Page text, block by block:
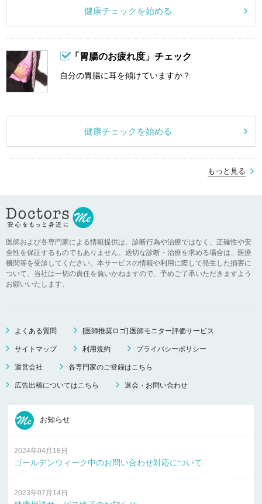
健康チェックを始める
「胃腸のお疲れ度」チェック
自分の胃腸に耳を傾けていますか？
健康チェックを始める
もっと見る
医師および各専門家による情報提供は、診断行為や治療ではなく、正確性や安
全性を保証するものでもありません。適切な診断・治療を求める場合は、医療
機関等を受診してください。本サービスの情報や利用に際して発生した損害に
ついて、当社は一切の責任を負いかねますので、予めご了承いただきますよう
お願いいたします。
よくある質問 [医師推奨ロゴ] 医師モニター評価サービス
サイトマップ 利用規約 プライバシーポリシー
運営会社 各専門家のご登録はこちら
広告出稿についてはこちら 退会・お問い合わせ
お知らせ
2024年04月18日
ゴールデンウィーク中のお問い合わせ対応について
2023年07月14日